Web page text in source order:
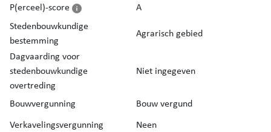
P(erceel)-score
A
Stedenbouwkundige
bestemming
Agrarisch gebied
Dagvaarding voor
stedenbouwkundige
overtreding
Niet ingegeven
Bouwvergunning
Bouw vergund
Verkavelingsvergunning
Neen